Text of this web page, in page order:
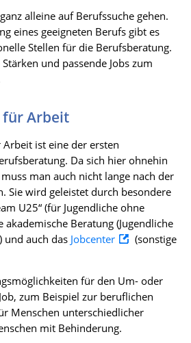
alleine auf Berufssuche gehen.
eines geeigneten Berufs gibt es
Stellen für die Berufsberatung.
und passende Jobs zum
für Arbeit
ist eine der ersten
Da sich hier ohnehin
man auch nicht lange nach der
Sie wird geleistet durch besondere
U25“ (für Jugendliche ohne
akademische Beratung (Jugendliche
und auch das Jobcenter
(sonstige
für den Um- oder
zum Beispiel zur beruflichen
Menschen unterschiedlicher
mit Behinderung.